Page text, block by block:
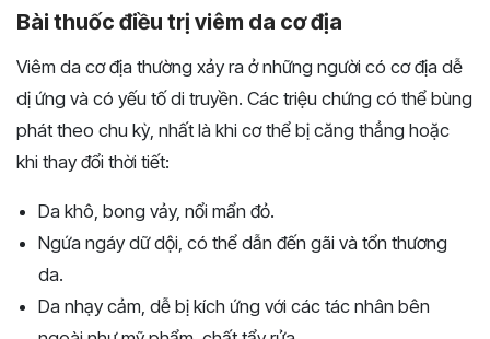
Bài thuốc điều trị viêm da cơ địa
Viêm da cơ địa thường xảy ra ở những người có cơ địa dễ
dị ứng và có yếu tố di truyền. Các triệu chứng có thể bùng
phát theo chu kỳ, nhất là khi cơ thể bị căng thẳng hoặc
khi thay đổi thời tiết:
Da khô, bong vảy, nổi mẩn đỏ.
Ngứa ngáy dữ dội, có thể dẫn đến gãi và tổn thương
da.
Da nhạy cảm, dễ bị kích ứng với các tác nhân bên